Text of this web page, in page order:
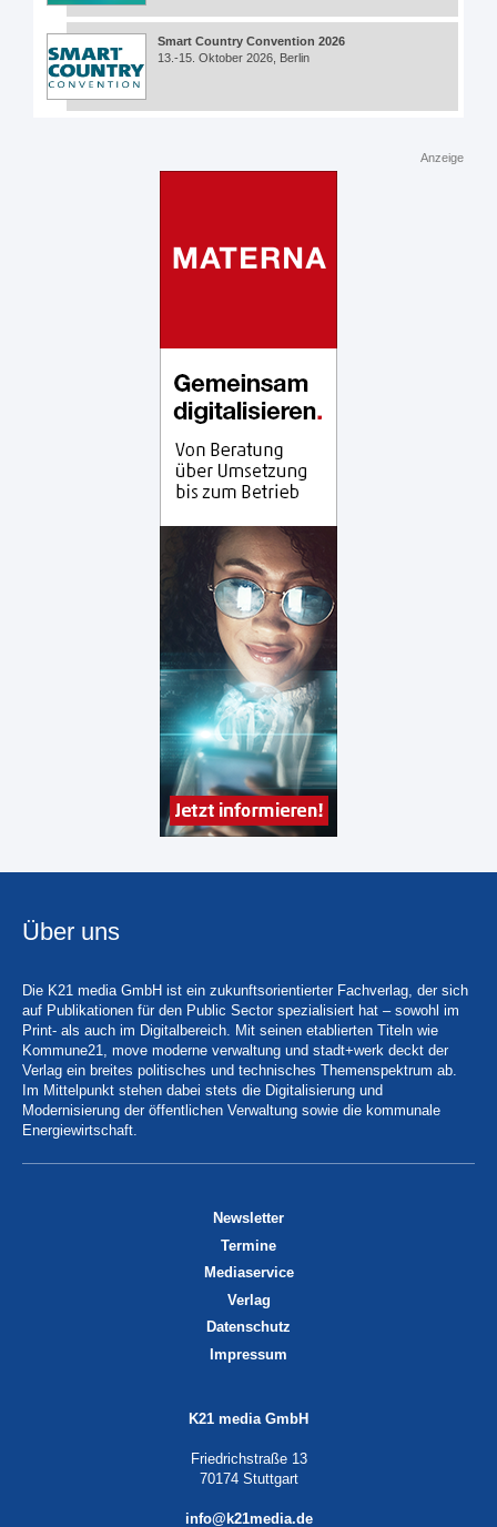
Smart Country Convention 2026
13.-15. Oktober 2026, Berlin
Anzeige
Über uns
Die K21 media GmbH ist ein zukunftsorientierter Fachverlag, der sich
auf Publikationen für den Public Sector spezialisiert hat – sowohl im
Print- als auch im Digitalbereich. Mit seinen etablierten Titeln wie
Kommune21, move moderne verwaltung und stadt+werk deckt der
Verlag ein breites politisches und technisches Themenspektrum ab.
Im Mittelpunkt stehen dabei stets die Digitalisierung und
Modernisierung der öffentlichen Verwaltung sowie die kommunale
Energiewirtschaft.
Newsletter
Termine
Mediaservice
Verlag
Datenschutz
Impressum
K21 media GmbH
Friedrichstraße 13
70174 Stuttgart
info@k21media.de